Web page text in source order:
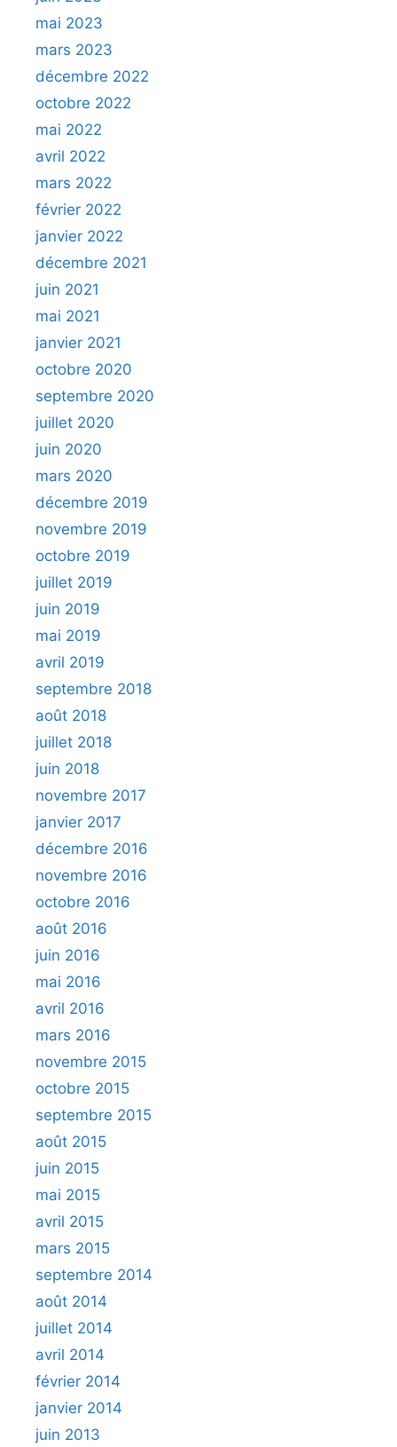
mai 2023
mars 2023
décembre 2022
octobre 2022
mai 2022
avril 2022
mars 2022
février 2022
janvier 2022
décembre 2021
juin 2021
mai 2021
janvier 2021
octobre 2020
septembre 2020
juillet 2020
juin 2020
mars 2020
décembre 2019
novembre 2019
octobre 2019
juillet 2019
juin 2019
mai 2019
avril 2019
septembre 2018
août 2018
juillet 2018
juin 2018
novembre 2017
janvier 2017
décembre 2016
novembre 2016
octobre 2016
août 2016
juin 2016
mai 2016
avril 2016
mars 2016
novembre 2015
octobre 2015
septembre 2015
août 2015
juin 2015
mai 2015
avril 2015
mars 2015
septembre 2014
août 2014
juillet 2014
avril 2014
février 2014
janvier 2014
juin 2013